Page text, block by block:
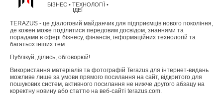
БІЗНЕС • ТЕХНОЛОГІЇ •
ІДЕЇ
TERAZUS - це діалоговий майданчик для підприємців нового покоління,
де кожен може поділитися передовим досвідом, знаннями та
порадами в сфері бізнесу, фінансів, інформаційних технологій та
багатьох інших тем.
Публікуй, ділись, обговорюй!
Використання матеріалів та фотографій Terazus для інтернет-видань
можливе лише за умови прямого посилання на сайт, відкритого для
пошукових систем, активного посилання не нижче другого абзацу на
коректну новину або статтю на веб-сайті terazus.com.